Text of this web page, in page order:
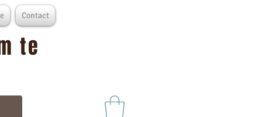
Contact
te